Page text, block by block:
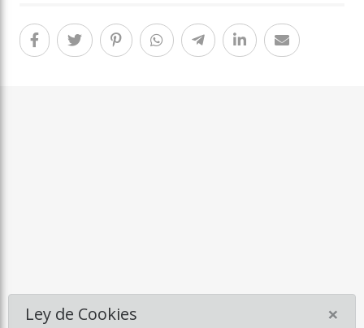
Ley de Cookies ×